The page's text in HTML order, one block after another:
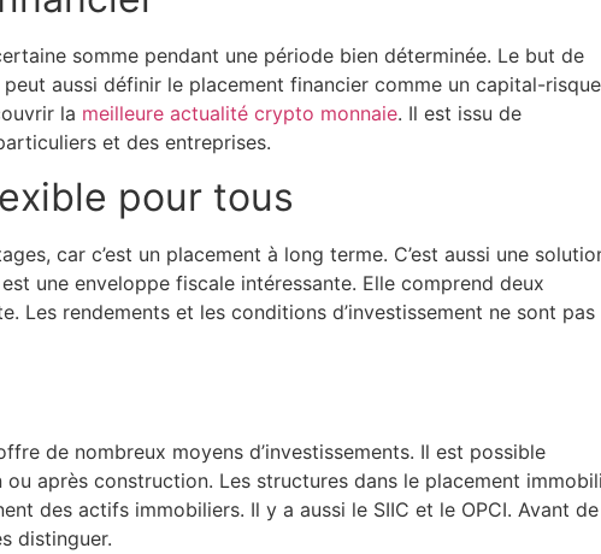
somme pendant une période bien déterminée. Le but de
aussi définir le placement financier comme un capital-
la meilleure actualité crypto monnaie. Il est issu de
et des entreprises.
pour tous
car c’est un placement à long terme. C’est aussi une
une enveloppe fiscale intéressante. Elle comprend deux
rendements et les conditions d’investissement ne sont pas
de nombreux moyens d’investissements. Il est possible
après construction. Les structures dans le placement
des actifs immobiliers. Il y a aussi le SIIC et le OPCI. Avant
distinguer.